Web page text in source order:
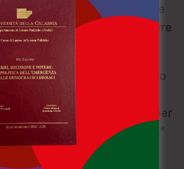
di esami diagnostici e
settimana, così da aumentare
rapide ai cittadini.
che i malati attendano
o una TAC – afferma
diagnosi tempestive per
la migrazione sanitaria.”
qui. L’iniziativa punta